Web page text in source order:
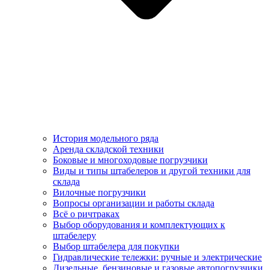
История модельного ряда
Аренда складской техники
Боковые и многоходовые погрузчики
Виды и типы штабелеров и другой техники для
склада
Вилочные погрузчики
Вопросы организации и работы склада
Всё о ричтраках
Выбор оборудования и комплектующих к
штабелеру
Выбор штабелера для покупки
Гидравлические тележки: ручные и электрические
Дизельные, бензиновые и газовые автопогрузчики